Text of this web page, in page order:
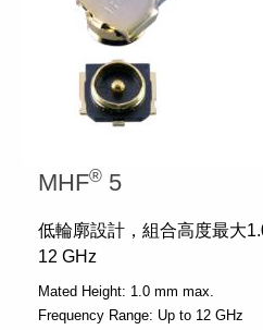
MHF® 5
低輪廓設計，組合高度最大
12 GHz
Mated Height: 1.0 mm max.
Frequency Range: Up to 12 GHz